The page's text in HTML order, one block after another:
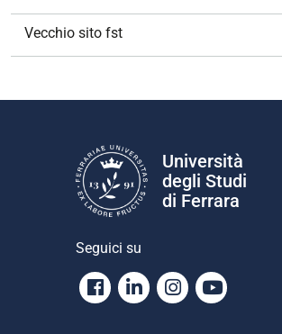
Vecchio sito fst
Università
degli Studi
di Ferrara
Seguici su
Facebook
LinkedinInstagram
Youtube